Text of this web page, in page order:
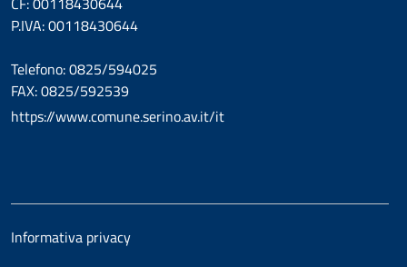
P.IVA: 00118430644
Telefono: 0825/594025
FAX: 0825/592539
https://www.comune.serino.av.it/it
Informativa privacy